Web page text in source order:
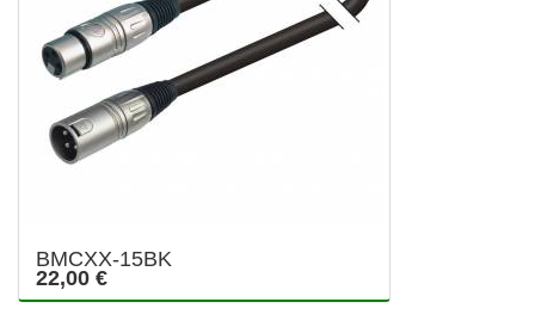
BMCXX-15BK
22,00 €